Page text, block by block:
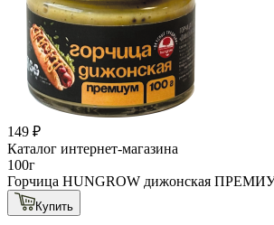
149 ₽
Каталог интернет-магазина
100г
Горчица HUNGROW дижонская
Купить